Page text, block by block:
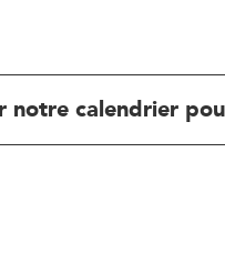
notre calendrier